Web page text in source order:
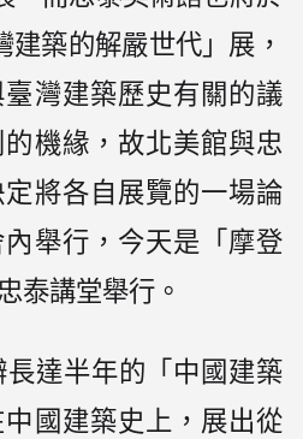
建築的解嚴世代」展，
灣建築歷史有關的議
機緣，故北美館與忠
將各自展覽的一場論
舉行，今天是「摩登
泰講堂舉行。
達半年的「中國建築
國建築史上，展出從